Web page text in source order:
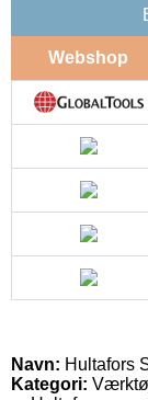
Webshop
Navn: Hultafors
Kategori: